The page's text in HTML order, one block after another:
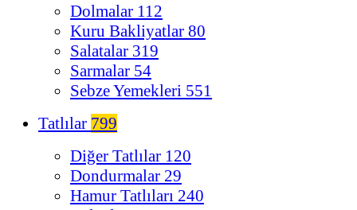
Dolmalar 112
Kuru Bakliyatlar 80
Salatalar 319
Sarmalar 54
Sebze Yemekleri 551
Tatlılar 799
Diğer Tatlılar 120
Dondurmalar 29
Hamur Tatlıları 240